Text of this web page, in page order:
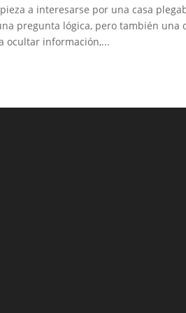
a interesarse por una casa
pregunta lógica, pero también
ocultar información,...